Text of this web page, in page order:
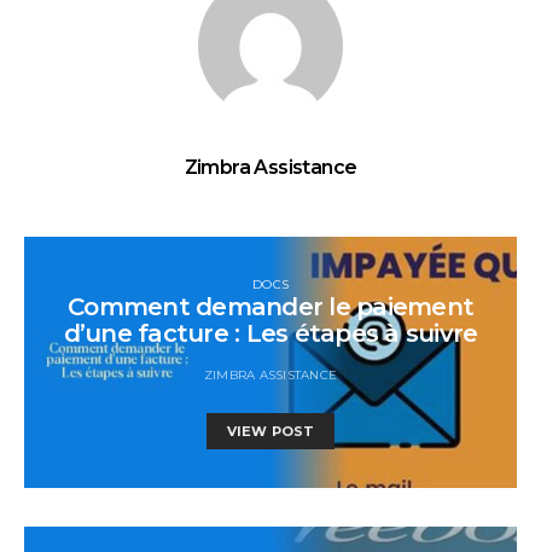
Zimbra Assistance
DOCS
Comment demander le paiement
d’une facture : Les étapes à suivre
ZIMBRA ASSISTANCE
VIEW POST